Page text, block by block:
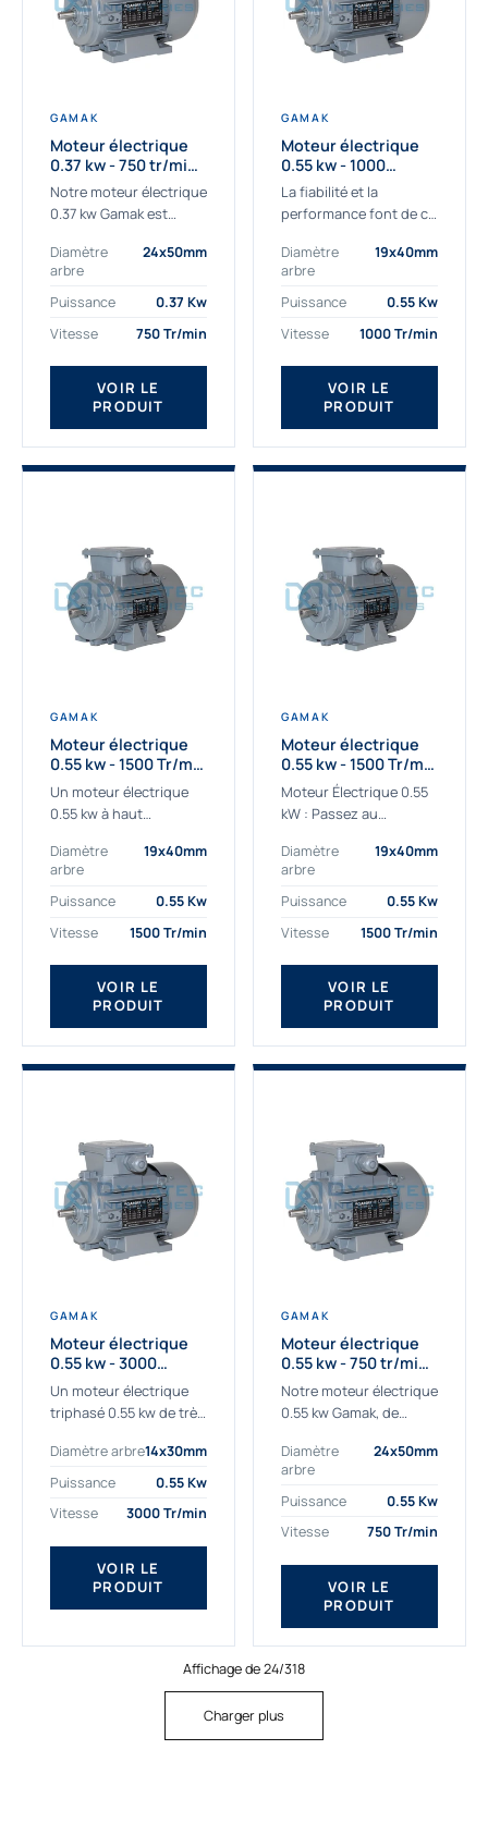
GAMAK
Moteur électrique
0.37 kw - 750 tr/min -
230/400V - IE3
Notre moteur électrique
0.37 kw Gamak est
aux applications
sévères. Nous
déterminons,
fournissons
des moteurs
asynchrones depuis de
nombreuses années....
Diamètre
arbre
24x50mm
Puissance
0.37 Kw
Vitesse
750 Tr/min
VOIR LE
PRODUIT
GAMAK
Moteur électrique
0.55 kw - 1000
Tr/min - 230/400V -
IE2
La fiabilité et la
performance font de ce
0.55kw un
indispensable de votre
production. Ce moteur
être alimenté...
Diamètre
arbre
19x40mm
Puissance
0.55 Kw
Vitesse
1000 Tr/min
VOIR LE
PRODUIT
GAMAK
Moteur électrique
0.55 kw - 1500 Tr/min
- 230/400V - IE2
Un moteur électrique
0.55 kw à haut
applications les plus
exigeantes.
Notre moteur électrique
0.55 kw de référence
AGM2EL 80 M 4a...
Diamètre
arbre
19x40mm
Puissance
0.55 Kw
Vitesse
1500 Tr/min
VOIR LE
PRODUIT
GAMAK
Moteur électrique
0.55 kw - 1500 Tr/min
- 230/400V -
Rendement IE4
Moteur Électrique 0.55
kW : Passez au
Découvrez notre
moteur électrique 0.55
kW de nouvelle
génération, conçu pour
les...
Diamètre
arbre
19x40mm
Puissance
0.55 Kw
Vitesse
1500 Tr/min
VOIR LE
PRODUIT
GAMAK
Moteur électrique
0.55 kw - 3000
Tr/min - 230/400V -
IE2
Un moteur électrique
triphasé 0.55 kw de très
vos applications les
plus exigeantes.
triphasé 0.55
kw Gamak...
Diamètre arbre14x30mm
Puissance
0.55 Kw
Vitesse
3000 Tr/min
VOIR LE
PRODUIT
GAMAK
Moteur électrique
0.55 kw - 750 tr/min -
230/400V - IE2
Notre moteur électrique
0.55 kw Gamak, de
adapté à toutes les
applications. Nous
déterminons,
fournissons
des moteurs
asynchrones depuis
Diamètre
arbre
24x50mm
Puissance
0.55 Kw
Vitesse
750 Tr/min
VOIR LE
PRODUIT
Affichage de 24/318
Charger plus